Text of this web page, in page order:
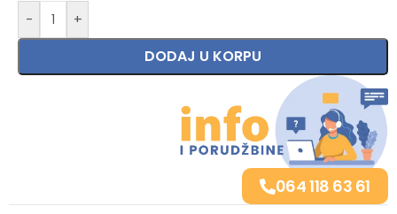
- +
DODAJ U KORPU
Alternative:
064 118 63 61